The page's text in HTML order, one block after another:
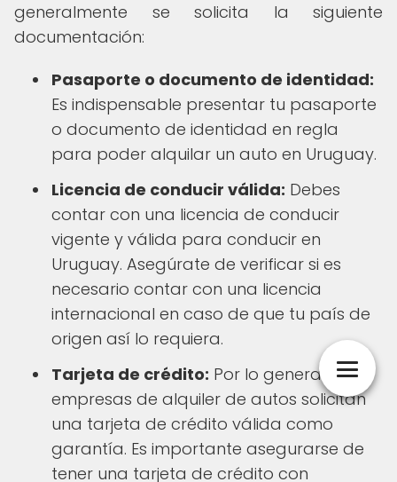
generalmente se solicita la siguiente
documentación:
Pasaporte o documento de identidad:
Es indispensable presentar tu pasaporte
o documento de identidad en regla
para poder alquilar un auto en Uruguay.
Licencia de conducir válida: Debes
contar con una licencia de conducir
vigente y válida para conducir en
Uruguay. Asegúrate de verificar si es
necesario contar con una licencia
internacional en caso de que tu país de
origen así lo requiera.
Tarjeta de crédito: Por lo general, las
empresas de alquiler de autos solicitan
una tarjeta de crédito válida como
garantía. Es importante asegurarse de
tener una tarjeta de crédito con